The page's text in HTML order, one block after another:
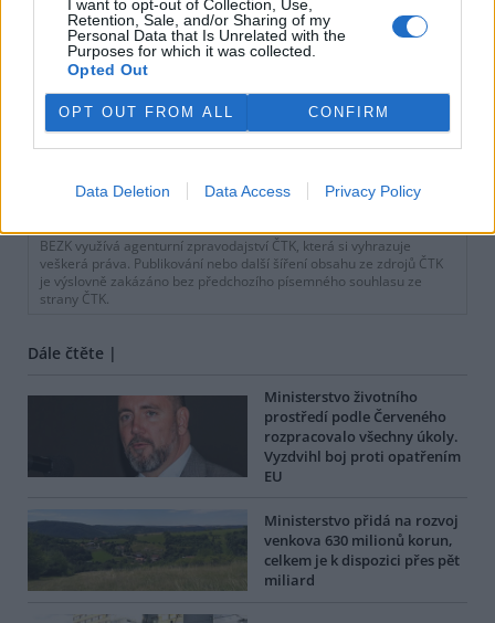
I want to opt-out of Collection, Use,
Retention, Sale, and/or Sharing of my
Personal Data that Is Unrelated with the
Purposes for which it was collected.
Opted Out
OPT OUT FROM ALL CONFIRM
Data Deletion Data Access Privacy Policy
tisknout poslat
BEZK využívá agenturní zpravodajství ČTK, která si vyhrazuje
veškerá práva. Publikování nebo další šíření obsahu ze zdrojů ČTK
je výslovně zakázáno bez předchozího písemného souhlasu ze
strany ČTK.
Dále čtěte |
Ministerstvo životního
prostředí podle Červeného
rozpracovalo všechny úkoly.
Vyzdvihl boj proti opatřením
EU
Ministerstvo přidá na rozvoj
venkova 630 milionů korun,
celkem je k dispozici přes pět
miliard